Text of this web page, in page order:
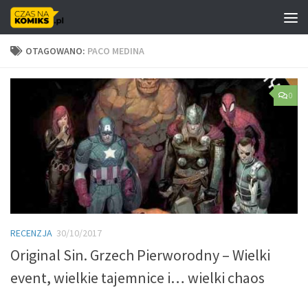
Skip to content
OTAGOWANO: PACO MEDINA
0
RECENZJA 30/10/2017
Original Sin. Grzech Pierworodny – Wielki
event, wielkie tajemnice i… wielki chaos